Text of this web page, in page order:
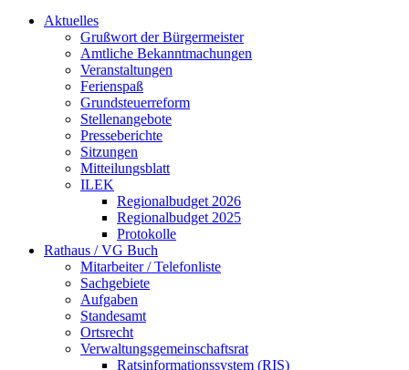
Aktuelles
Grußwort der Bürgermeister
Amtliche Bekanntmachungen
Veranstaltungen
Ferienspaß
Grundsteuerreform
Stellenangebote
Presseberichte
Sitzungen
Mitteilungsblatt
ILEK
Regionalbudget 2026
Regionalbudget 2025
Protokolle
Rathaus / VG Buch
Mitarbeiter / Telefonliste
Sachgebiete
Aufgaben
Standesamt
Ortsrecht
Verwaltungsgemeinschaftsrat
Ratsinformationssystem (RIS)